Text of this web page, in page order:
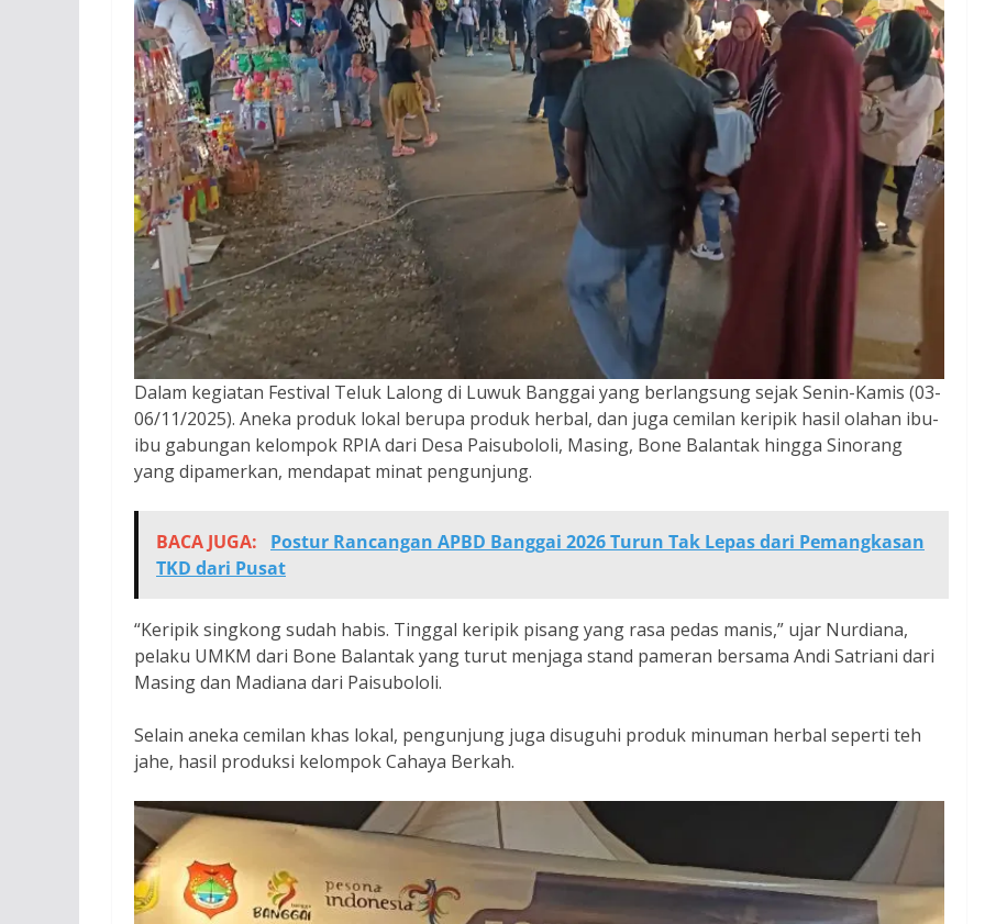
Dalam kegiatan Festival Teluk Lalong di Luwuk Banggai yang berlangsung sejak Senin-Kamis (03-
06/11/2025). Aneka produk lokal berupa produk herbal, dan juga cemilan keripik hasil olahan ibu-
ibu gabungan kelompok RPIA dari Desa Paisubololi, Masing, Bone Balantak hingga Sinorang
yang dipamerkan, mendapat minat pengunjung.
BACA JUGA:
Postur Rancangan APBD Banggai 2026 Turun Tak Lepas dari Pemangkasan
TKD dari Pusat
“Keripik singkong sudah habis. Tinggal keripik pisang yang rasa pedas manis,” ujar Nurdiana,
pelaku UMKM dari Bone Balantak yang turut menjaga stand pameran bersama Andi Satriani dari
Masing dan Madiana dari Paisubololi.
Selain aneka cemilan khas lokal, pengunjung juga disuguhi produk minuman herbal seperti teh
jahe, hasil produksi kelompok Cahaya Berkah.